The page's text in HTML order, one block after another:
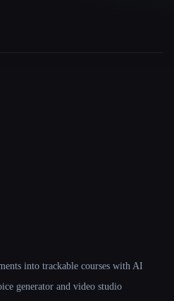
into trackable courses with AI
generator and video studio